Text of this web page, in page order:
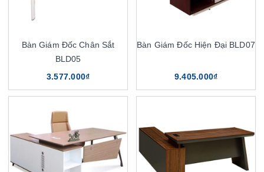
Bàn Giám Đốc Chân Sắt
BLD05
3.577.000₫
Bàn Giám Đốc Hiện Đại BLD07
9.405.000₫